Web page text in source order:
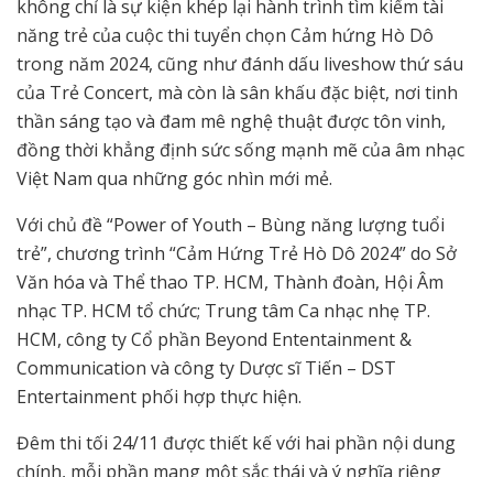
không chỉ là sự kiện khép lại hành trình tìm kiếm tài
năng trẻ của cuộc thi tuyển chọn Cảm hứng Hò Dô
trong năm 2024, cũng như đánh dấu liveshow thứ sáu
của Trẻ Concert, mà còn là sân khấu đặc biệt, nơi tinh
thần sáng tạo và đam mê nghệ thuật được tôn vinh,
đồng thời khẳng định sức sống mạnh mẽ của âm nhạc
Việt Nam qua những góc nhìn mới mẻ.
Với chủ đề “Power of Youth – Bùng năng lượng tuổi
trẻ”, chương trình “Cảm Hứng Trẻ Hò Dô 2024” do Sở
Văn hóa và Thể thao TP. HCM, Thành đoàn, Hội Âm
nhạc TP. HCM tổ chức; Trung tâm Ca nhạc nhẹ TP.
HCM, công ty Cổ phần Beyond Ententainment &
Communication và công ty Dược sĩ Tiến – DST
Entertainment phối hợp thực hiện.
Đêm thi tối 24/11 được thiết kế với hai phần nội dung
chính, mỗi phần mang một sắc thái và ý nghĩa riêng